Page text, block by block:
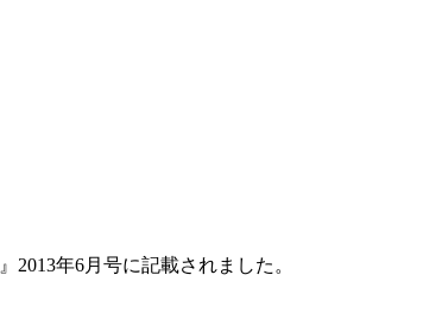
2013年6月号に記載されました。